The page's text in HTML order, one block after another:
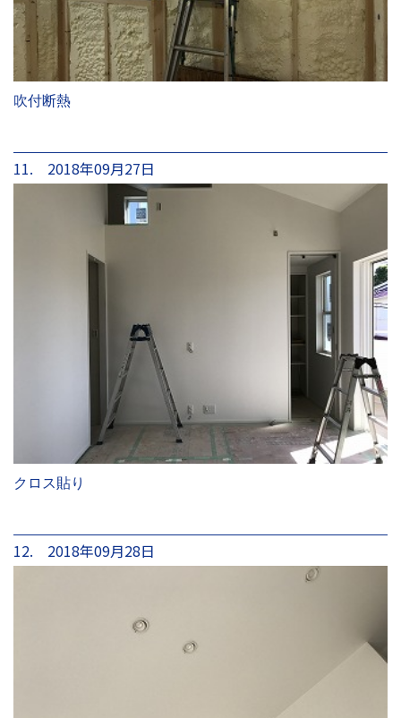
吹付断熱
11. 2018年09月27日
クロス貼り
12. 2018年09月28日